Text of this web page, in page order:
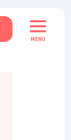
toggle
MENU